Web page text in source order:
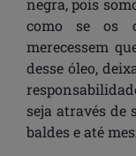
negra, pois
como se os
merecessem
desse óleo,
seja através de
baldes e até